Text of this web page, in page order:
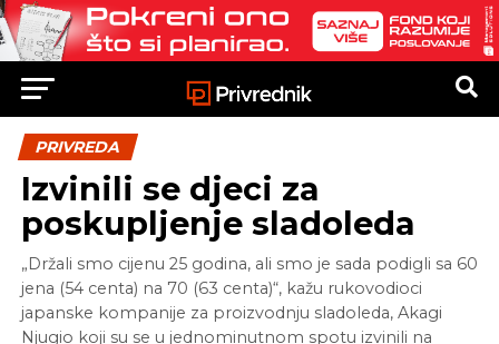
PRIVREDA
Izvinili se djeci za
poskupljenje sladoleda
„Držali smo cijenu 25 godina, ali smo je sada podigli sa 60
jena (54 centa) na 70 (63 centa)“, kažu rukovodioci
japanske kompanije za proizvodnju sladoleda, Akagi
Njugio koji su se u jednominutnom spotu izvinili na